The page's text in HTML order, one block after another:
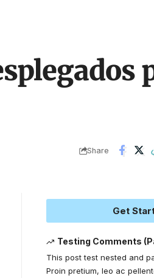
Share
Get
Testing Comments
This post test nested and
Proin pretium, leo ac